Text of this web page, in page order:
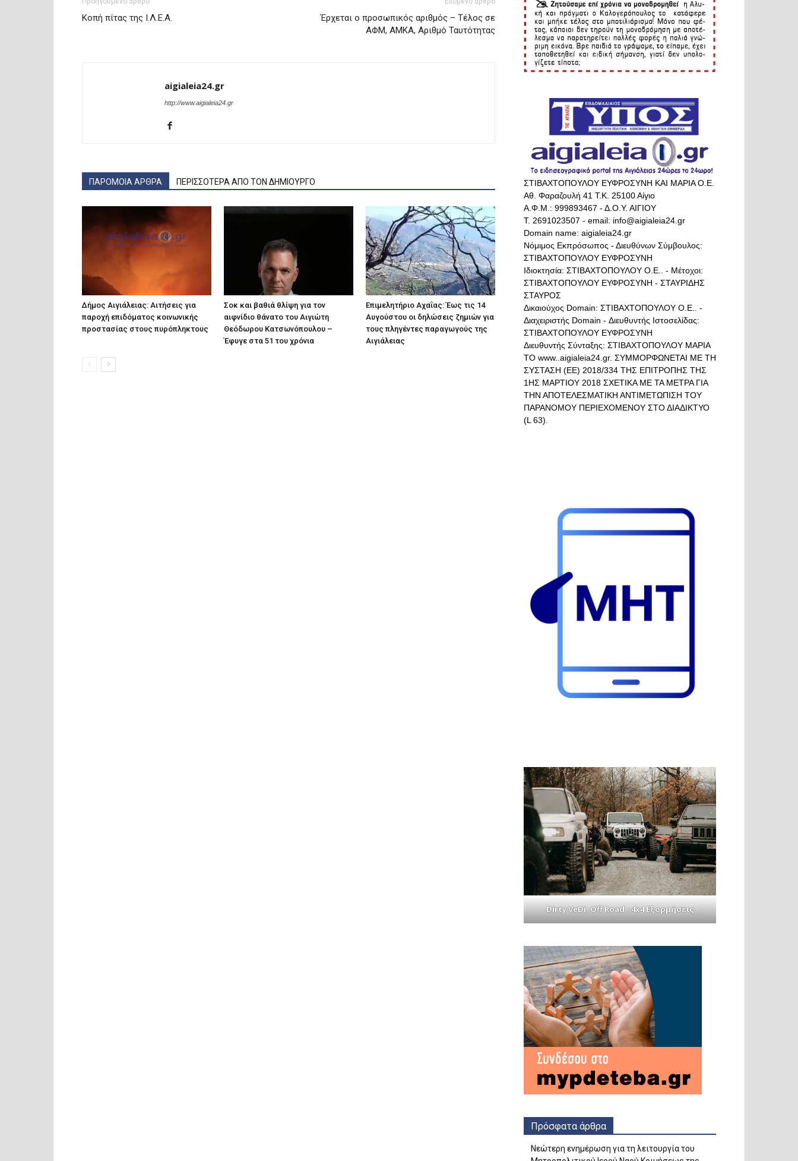
Κοπή πίτας της Ι.Λ.Ε.Α.
Έρχεται ο προσωπικός αριθμός – Τέλος σε
ΑΦΜ, ΑΜΚΑ, Αριθμό Ταυτότητας
aigialeia24.gr
http://www.aigialeia24.gr
ΠΑΡΟΜΟΙΑ ΑΡΘΡΑ ΠΕΡΙΣΣΟΤΕΡΑ ΑΠΟ ΤΟΝ ΔΗΜΙΟΥΡΓΟ
Δήμος Αιγιάλειας: Αιτήσεις για
παροχή επιδόματος κοινωνικής
προστασίας στους πυρόπληκτους
Σοκ και βαθιά θλίψη για τον
αιφνίδιο θάνατο του Αιγιώτη
Θεόδωρου Κατσωνόπουλου –
Έφυγε στα 51 του χρόνια
Επιμελητήριο Αχαΐας: Έως τις 14
Αυγούστου οι δηλώσεις ζημιών για
τους πληγέντες παραγωγούς της
Αιγιάλειας
ΣΤΙΒΑΧΤΟΠΟΥΛΟΥ ΕΥΦΡΟΣΥΝΗ ΚΑΙ ΜΑΡΙΑ Ο.Ε.
Αθ. Φαραζουλή 41 Τ.Κ. 25100 Αίγιο
Α.Φ.Μ.: 999893467 - Δ.Ο.Υ. ΑΙΓΙΟΥ
Τ. 2691023507 - email: info@aigialeia24.gr
Domain name: aigialeia24.gr
Νόμιμος Εκπρόσωπος - Διευθύνων Σύμβουλος:
ΣΤΙΒΑΧΤΟΠΟΥΛΟΥ ΕΥΦΡΟΣΥΝΗ
Ιδιοκτησία: ΣΤΙΒΑΧΤΟΠΟΥΛΟΥ Ο.Ε.. - Μέτοχοι:
ΣΤΙΒΑΧΤΟΠΟΥΛΟΥ ΕΥΦΡΟΣΥΝΗ - ΣΤΑΥΡΙΔΗΣ
ΣΤΑΥΡΟΣ
Δικαιούχος Domain: ΣΤΙΒΑΧΤΟΠΟΥΛΟΥ Ο.Ε.. -
Διαχειριστής Domain - Διευθυντής Ιστοσελίδας:
ΣΤΙΒΑΧΤΟΠΟΥΛΟΥ ΕΥΦΡΟΣΥΝΗ
Διευθυντής Σύνταξης: ΣΤΙΒΑΧΤΟΠΟΥΛΟΥ ΜΑΡΙΑ
ΤΟ www..aigialeia24.gr. ΣΥΜΜΟΡΦΩΝΕΤΑΙ ΜΕ ΤΗ
ΣΥΣΤΑΣΗ (ΕΕ) 2018/334 ΤΗΣ ΕΠΙΤΡΟΠΗΣ ΤΗΣ
1ΗΣ ΜΑΡΤΙΟΥ 2018 ΣΧΕΤΙΚΑ ΜΕ ΤΑ ΜΕΤΡΑ ΓΙΑ
ΤΗΝ ΑΠΟΤΕΛΕΣΜΑΤΙΚΗ ΑΝΤΙΜΕΤΩΠΙΣΗ ΤΟΥ
ΠΑΡΑΝΟΜΟΥ ΠΕΡΙΕΧΟΜΕΝΟΥ ΣΤΟ ΔΙΑΔΙΚΤΥΟ
(L 63).
Dirty VeDi, Off Road - 4x4 Εξορμήσεις
Πρόσφατα άρθρα
Νεώτερη ενημέρωση για τη λειτουργία του